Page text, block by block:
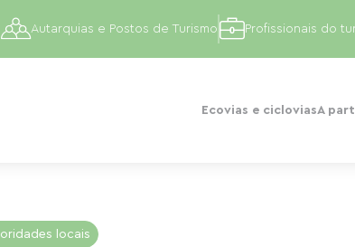
Ecovias e cicloviasA
Autarquias e Postos de Turismo Profissionais do
locais